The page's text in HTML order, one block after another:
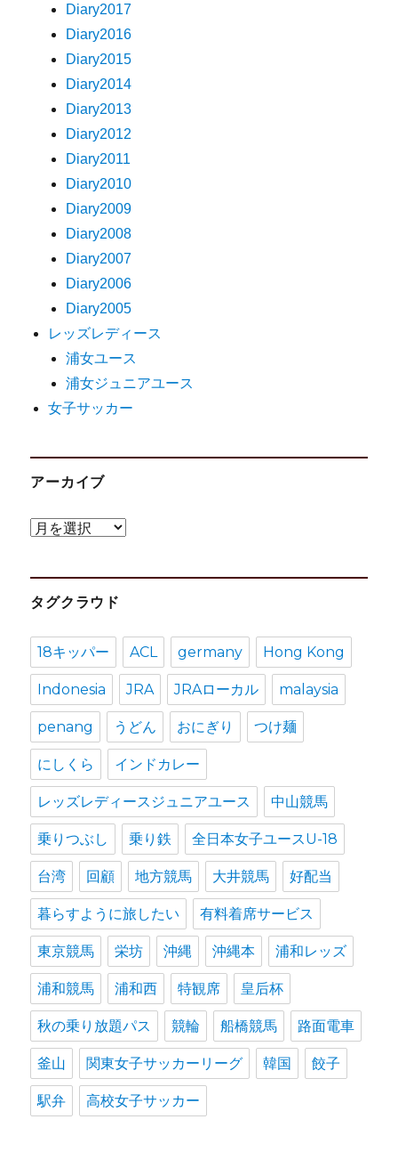
Diary2017
Diary2016
Diary2015
Diary2014
Diary2013
Diary2012
Diary2011
Diary2010
Diary2009
Diary2008
Diary2007
Diary2006
Diary2005
レッズレディース
浦女ユース
浦女ジュニアユース
女子サッカー
アーカイブ
ア
カ
イ
タグクラウド
18キッパー ACL germany Hong Kong
Indonesia JRA JRAローカル malaysia
penang うどん おにぎり つけ麺
にしくら インドカレー
レッズレディースジュニアユース 中山競馬
乗りつぶし 乗り鉄 全日本女子ユースU-18
台湾 回顧 地方競馬 大井競馬 好配当
暮らすように旅したい 有料着席サービス
東京競馬 栄坊 沖縄 沖縄本 浦和レッズ
浦和競馬 浦和西 特観席 皇后杯
秋の乗り放題パス 競輪 船橋競馬 路面電車
釜山 関東女子サッカーリーグ 韓国 餃子
駅弁 高校女子サッカー